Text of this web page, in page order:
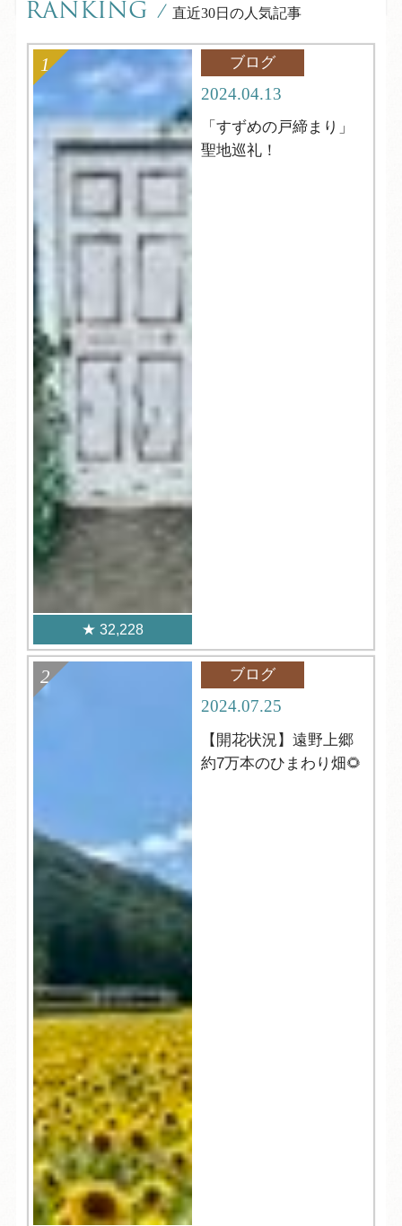
RANKING / 直近30日の人気記事
32,228
ブログ
2024.04.13
「すずめの戸締まり」
聖地巡礼！
ブログ
2024.07.25
【開花状況】遠野上郷
約7万本のひまわり畑🌻